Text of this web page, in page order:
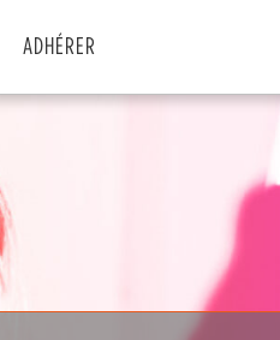
ADHÉRER